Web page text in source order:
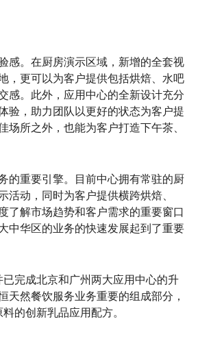
感。在厨房演示区域，新增的全套视
，更可以为客户提供包括烘焙、水吧
感。此外，应用中心的全新设计充分
验，助力团队以更好的状态为客户提
所之外，也能为客户打造下午茶、
的重要引擎。目前中心拥有常驻的厨
动，同时为客户提供横跨烘焙、
了解市场趋势和客户需求的重要窗口
中华区的业务的快速发展起到了重要
完成北京和广州两大应用中心的升
然餐饮服务业务重要的组成部分，
的创新乳品应用配方。